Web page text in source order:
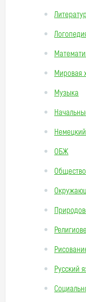
Мировая
Музыка
ОБЖ
Русский